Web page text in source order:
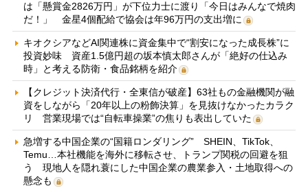
は「懸賞金2826万円」が下位力士に渡り「今日はみんなで焼肉
だ！」 金星4個配給で協会は年96万円の支出増に
キオクシアなどAI関連株に資金集中で“割安になった成長株”に
投資妙味 資産1.5億円超の坂本慎太郎さんが「絶好の仕込み
時」と考える防衛・食品銘柄を紹介
【クレジット決済代行・全東信が破産】63社もの金融機関が融
資をしながら「20年以上の粉飾決算」を見抜けなかったカラク
リ 営業現場では“自転車操業”の焦りも表出していた
急増する中国企業の“国籍ロンダリング” SHEIN、TikTok、
Temu…本社機能を海外に移転させ、トランプ関税の回避を狙
う 現地人を隠れ蓑にした中国企業の農業参入・土地取得への
懸念も